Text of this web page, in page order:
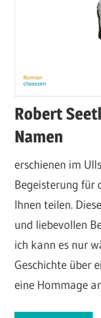
Robert
Namen
erschienen im
Begeisterung für
Ihnen teilen.
und liebevollen
ich kann es nur
Geschichte über
eine Hommage